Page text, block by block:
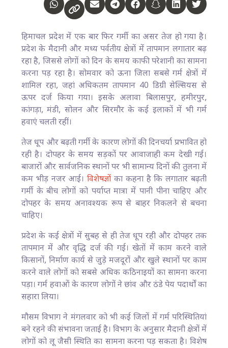
हिमाचल प्रदेश में एक बार फिर गर्मी का असर तेज हो गया है।
प्रदेश के मैदानी और मध्य पर्वतीय क्षेत्रों में तापमान लगातार बढ़
रहा है, जिससे लोगों को दिन के समय काफी परेशानी का सामना
करना पड़ रहा है। सोमवार को ऊना जिला सबसे गर्म क्षेत्रों में
शामिल रहा, जहां अधिकतम तापमान 40 डिग्री सेल्सियस से
ऊपर दर्ज किया गया। इसके अलावा बिलासपुर, हमीरपुर,
कांगड़ा, मंडी, सोलन और सिरमौर के कई इलाकों में भी गर्म
हवाएं चलती रहीं।
तेज धूप और बढ़ती गर्मी के कारण लोगों की दिनचर्या प्रभावित हो
रही है। दोपहर के समय सड़कों पर आवाजाही कम देखी गई।
बाजारों और सार्वजनिक स्थानों पर भी सामान्य दिनों की तुलना में
कम भीड़ नजर आई।विशेषज्ञोंका कहना है कि लगातार बढ़ती
गर्मी के बीच लोगों को पर्याप्त मात्रा में पानी पीना चाहिए और
दोपहर के समय अनावश्यक रूप से बाहर निकलने से बचना
चाहिए।
प्रदेश के कई क्षेत्रों में सुबह से ही तेज धूप रही और दोपहर तक
तापमान में और वृद्धि दर्ज की गई। खेतों में काम करने वाले
किसानों, निर्माण कार्य से जुड़े मजदूरों और खुले स्थानों पर काम
करने वाले लोगों को सबसे अधिक कठिनाइयों का सामना करना
पड़ा। गर्म हवाओं के कारण लोगों ने छांव और ठंडे पेय पदार्थों का
सहारा लिया।
मौसम विभाग ने मंगलवार को भी कई जिलों में गर्म परिस्थितियां
बने रहने की संभावना जताई है। विभाग के अनुसार मैदानी क्षेत्रों में
लोगों को लू जैसी स्थिति का सामना करना पड़ सकता है। विशेष